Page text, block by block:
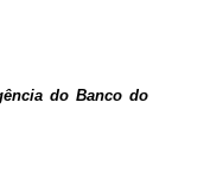
do Banco do